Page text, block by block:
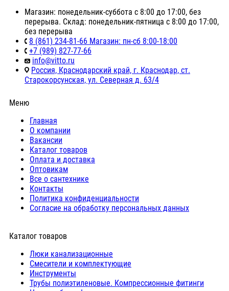
Магазин: понедельник-суббота с 8:00 до 17:00, без
перерыва. Склад: понедельник-пятница с 8:00 до 17:00,
без перерыва
8 (861) 234-81-66 Магазин: пн-сб 8:00-18:00
+7 (989) 827-77-66
info@vitto.ru
Россия, Краснодарский край, г. Краснодар, ст.
Старокорсунская, ул. Северная д. 63/4
Меню
Главная
О компании
Вакансии
Каталог товаров
Оплата и доставка
Оптовикам
Все о сантехнике
Контакты
Политика конфиденциальности
Согласие на обработку персональных данных
Каталог товаров
Люки канализационные
Cмесители и комплектующие
Инструменты
Трубы полиэтиленовые. Компрессионные фитинги